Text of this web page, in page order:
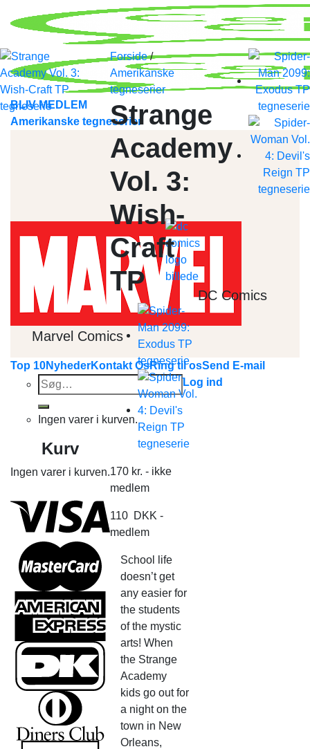
BLIV MEDLEM
Amerikanske tegneserier
Marvel Comics
DC Comics
Top 10NyhederKontakt OsRing til osSend E-mail
Søg
efter:
Log ind
Ingen varer i kurven.
Kurv
Ingen varer i kurven.
Forside /
Amerikanske
tegneserier
Strange
Academy
Vol. 3:
Wish-
Craft
TP
170 kr. - ikke
medlem
110 DKK -
medlem
School life
doesn’t get
any easier for
the students
of the mystic
arts! When
the Strange
Academy
kids go out for
a night on the
town in New
Orleans,